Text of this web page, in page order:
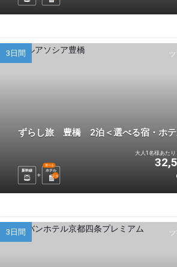
3日間
ずらし旅 豊橋 2泊＜選べる宿・ホテ
新幹線 ホテル
選べる
2泊
大人1名様あたり
3日間